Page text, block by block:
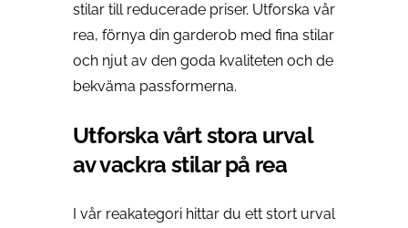
stilar till reducerade priser. Utforska vår
rea, förnya din garderob med fina stilar
och njut av den goda kvaliteten och de
bekväma passformerna.
Utforska vårt stora urval
av vackra stilar på rea
I vår reakategori hittar du ett stort urval